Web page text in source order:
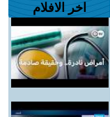
اخر الافلام